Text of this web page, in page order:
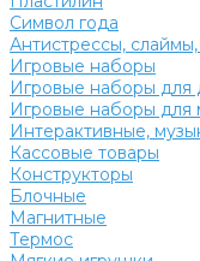
Символ года
Антистрессы,
Игровые наборы
Игровые наборы для
Игровые наборы для
Интерактивные,
Кассовые товары
Конструкторы
Блочные
Магнитные
Термос